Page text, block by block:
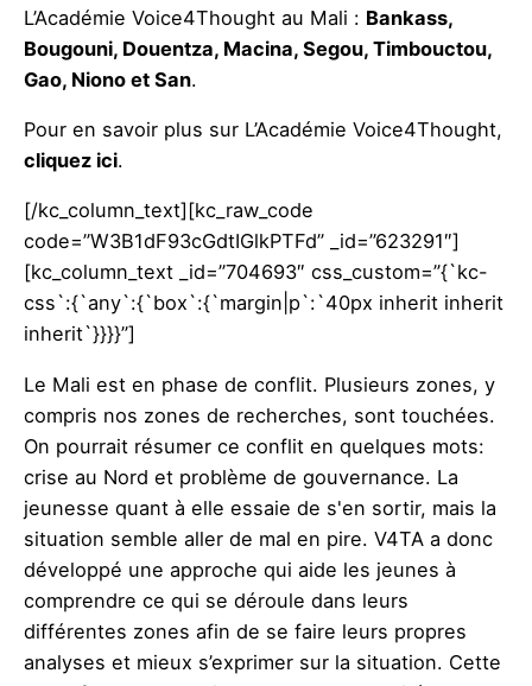
L’Académie Voice4Thought au Mali : Bankass,
Bougouni, Douentza, Macina, Segou, Timbouctou,
Gao, Niono et San.
Pour en savoir plus sur L’Académie Voice4Thought,
cliquez ici.
[/kc_column_text][kc_raw_code
code=”W3B1dF93cGdtIGlkPTFd” _id=”623291″]
[kc_column_text _id=”704693″ css_custom=”{`kc-
css`:{`any`:{`box`:{`margin|p`:`40px inherit inherit
inherit`}}}}”]
Le Mali est en phase de conflit. Plusieurs zones, y
compris nos zones de recherches, sont touchées.
On pourrait résumer ce conflit en quelques mots:
crise au Nord et problème de gouvernance. La
jeunesse quant à elle essaie de s'en sortir, mais la
situation semble aller de mal en pire. V4TA a donc
développé une approche qui aide les jeunes à
comprendre ce qui se déroule dans leurs
différentes zones afin de se faire leurs propres
analyses et mieux s’exprimer sur la situation. Cette